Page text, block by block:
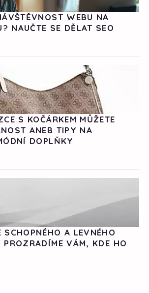
WEBU NA
NAUČTE SE DĚLAT SEO
S KOČÁRKEM MŮŽETE
ANEB TIPY NA
DOPLŇKY
SCHOPNÉHO A LEVNÉHO
PROZRADÍME VÁM, KDE HO